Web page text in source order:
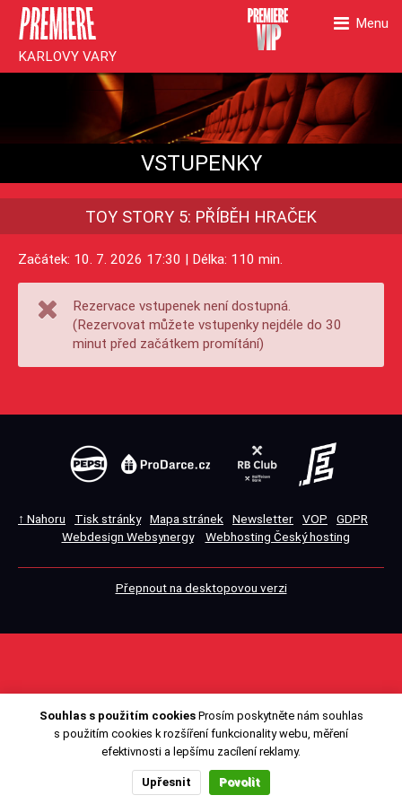
Menu
KARLOVY VARY
VSTUPENKY
TOY STORY 5: PŘÍBĚH HRAČEK
Začátek: 10. 7. 2026 17:30 | Délka: 110 min.
Rezervace vstupenek není dostupná.
(Rezervovat můžete vstupenky nejdéle do 30
minut před začátkem promítání)
↑ Nahoru Tisk stránky Mapa stránek Newsletter VOP
GDPR
Webdesign Websynergy
Webhosting Český hosting
Přepnout na desktopovou verzi
Souhlas s použitím cookiesProsím poskytněte nám souhlas
s použitím cookies k rozšíření funkcionality webu, měření
efektivnosti a lepšímu zacílení reklamy.
Upřesnit Povolit